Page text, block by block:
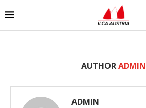
AUTHORADMIN
ADMIN